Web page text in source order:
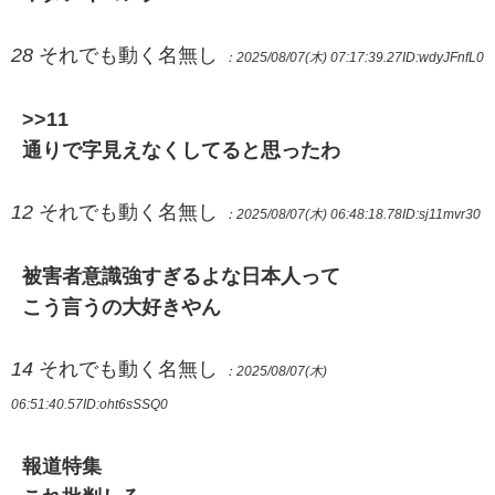
28 それでも動く名無し ：2025/08/07(木) 07:17:39.27ID:wdyJFnfL0
>>11
通りで字見えなくしてると思ったわ
12 それでも動く名無し ：2025/08/07(木) 06:48:18.78ID:sj11mvr30
被害者意識強すぎるよな日本人って
こう言うの大好きやん
14 それでも動く名無し ：2025/08/07(木)
06:51:40.57ID:oht6sSSQ0
報道特集